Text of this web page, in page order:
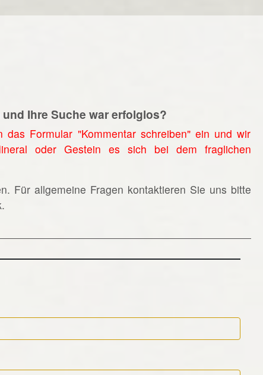
und Ihre Suche war erfolglos?
Formular "Kommentar schreiben" ein und wir
oder Gestein es sich bei dem fraglichen
Für allgemeine Fragen kontaktieren Sie uns bitte